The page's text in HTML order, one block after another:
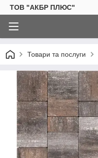
ТОВ "АКБР ПЛЮС"
Товари та послуги